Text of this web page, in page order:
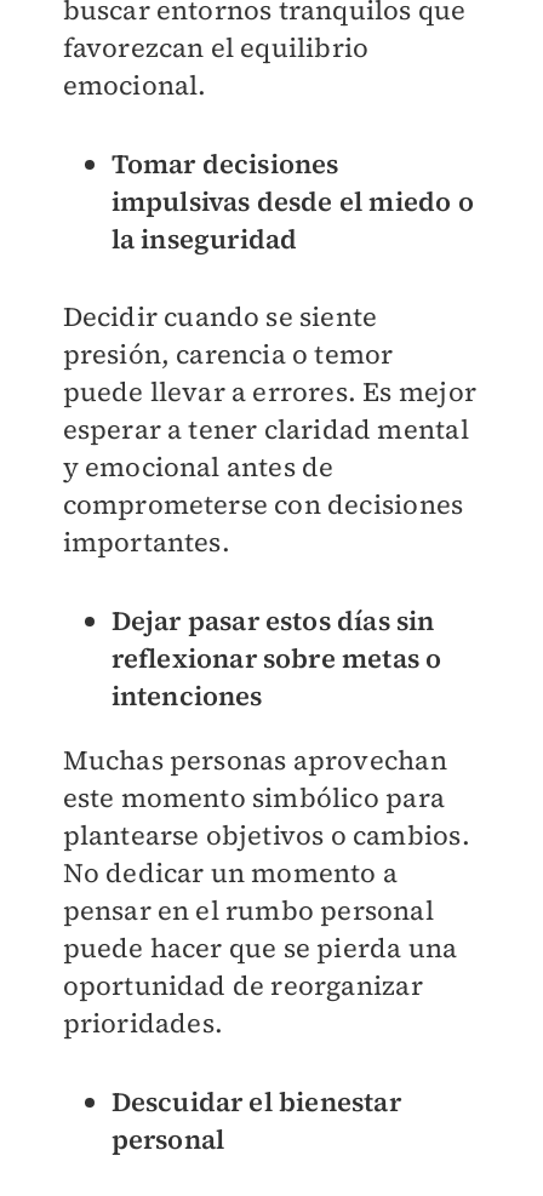
buscar entornos tranquilos que
favorezcan el equilibrio
emocional.
Tomar decisiones
impulsivas desde el miedo o
la inseguridad
Decidir cuando se siente
presión, carencia o temor
puede llevar a errores. Es mejor
esperar a tener claridad mental
y emocional antes de
comprometerse con decisiones
importantes.
Dejar pasar estos días sin
reflexionar sobre metas o
intenciones
Muchas personas aprovechan
este momento simbólico para
plantearse objetivos o cambios.
No dedicar un momento a
pensar en el rumbo personal
puede hacer que se pierda una
oportunidad de reorganizar
prioridades.
Descuidar el bienestar
personal